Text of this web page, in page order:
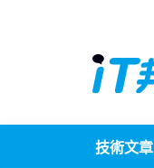
技術文章